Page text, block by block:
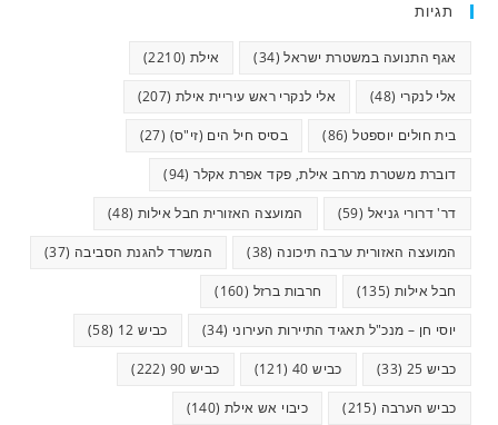
תגיות
אגף התנועה במשטרת ישראל(34) אילת (2210)
אלי לנקרי (48) אלי לנקרי ראש עיריית אילת (207)
בית חולים יוספטל(86) בסיס חיל הים (זי"ס) (27)
דוברת משטרת מרחב אילת, פקד אפרת אקלר(94)
דר' דרורי גניאל (59) המועצה האזורית חבל אילות (48)
המועצה האזורית ערבה תיכונה (38) המשרד להגנת הסביבה (37)
חבל אילות (135) חרבות ברזל (160)
יוסי חן – מנכ"ל תאגיד התיירות העירוני (34) כביש 12 (58)
כביש 25 (33) כביש 40 (121) כביש 90 (222)
כביש הערבה (215) כיבוי אש אילת (140)